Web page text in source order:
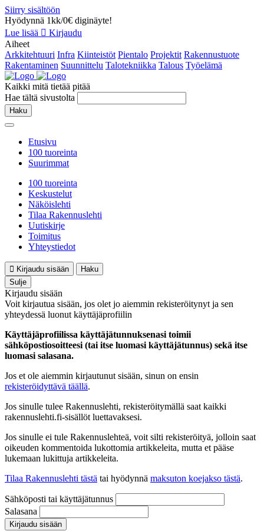
Siirry sisältöön
Hyödynnä 1kk/0€ diginäyte!
Lue lisää
Kirjaudu
Aiheet
Arkkitehtuuri Infra Kiinteistöt Pientalo Projektit Rakennustuote
Rakentaminen Suunnittelu Talotekniikka Talous Työelämä
Kaikki mitä tietää pitää
Hae tältä sivustolta
Haku
Etusivu
100 tuoreinta
Suurimmat
100 tuoreinta
Keskustelut
Näköislehti
Tilaa Rakennuslehti
Uutiskirje
Toimitus
Yhteystiedot
Kirjaudu sisään
Haku
Sulje
Kirjaudu sisään
Voit kirjautua sisään, jos olet jo aiemmin rekisteröitynyt ja sen
yhteydessä luonut käyttäjäprofiilin
Käyttäjäprofiilissa käyttäjätunnuksenasi toimii
sähköpostiosoitteesi (tai itse luomasi käyttäjätunnus) sekä itse
luomasi salasana.
Jos et ole aiemmin kirjautunut sisään, sinun on ensin
rekisteröidyttävä täällä.
Jos sinulle tulee Rakennuslehti, rekisteröitymällä saat kaikki
rakennuslehti.fi-sisällöt luettavaksesi.
Jos sinulle ei tule Rakennuslehteä, voit silti rekisteröityä, jolloin saat
oikeuden kommentoida lukottomia artikkeleita, mutta et pääse
lukemaan lukittuja artikkeleita.
Tilaa Rakennuslehti tästä tai hyödynnä maksuton koejakso tästä.
Sähköposti tai käyttäjätunnus
Salasana
Kirjaudu sisään